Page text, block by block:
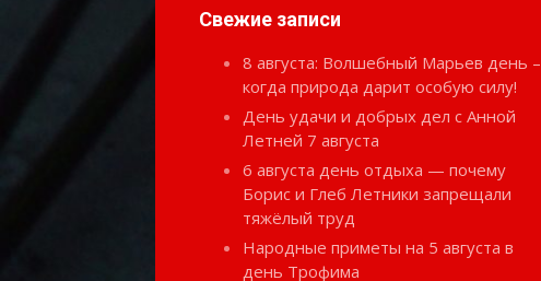
Свежие записи
8 августа: Волшебный Марьев день –
когда природа дарит особую силу!
День удачи и добрых дел с Анной
Летней 7 августа
6 августа день отдыха — почему
Борис и Глеб Летники запрещали
тяжёлый труд
Народные приметы на 5 августа в
день Трофима